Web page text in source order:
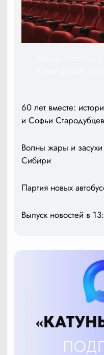
60 лет вместе:
и Софьи
Волны жары и засухи
Сибири
Партия новых
Выпуск новостей в